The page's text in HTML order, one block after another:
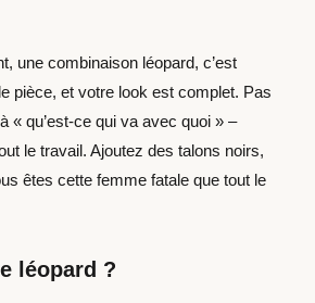
une combinaison léopard, c’est
pièce, et votre look est complet. Pas
« qu’est-ce qui va avec quoi » –
le travail. Ajoutez des talons noirs,
êtes cette femme fatale que tout le
léopard ?